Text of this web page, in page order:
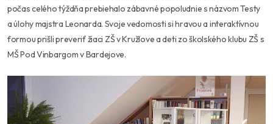
počas celého týždňa prebiehalo zábavné popoludnie s názvom Testy
a úlohy majstra Leonarda. Svoje vedomosti si hravou a interaktívnou
formou prišli preveriť žiaci ZŠ v Kružlove a deti zo školského klubu ZŠ s
MŠ Pod Vinbargom v Bardejove.